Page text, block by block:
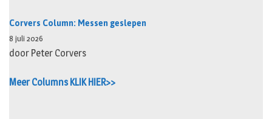
Corvers Column: Messen geslepen
8 juli 2026
door Peter Corvers
Meer Columns KLIK HIER>>